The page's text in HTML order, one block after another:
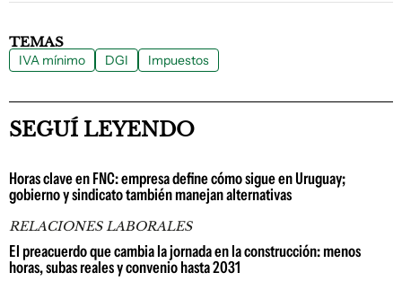
TEMAS
IVA mínimo DGI Impuestos
SEGUÍ LEYENDO
Horas clave en FNC: empresa define cómo sigue en Uruguay;
gobierno y sindicato también manejan alternativas
RELACIONES LABORALES
El preacuerdo que cambia la jornada en la construcción: menos
horas, subas reales y convenio hasta 2031